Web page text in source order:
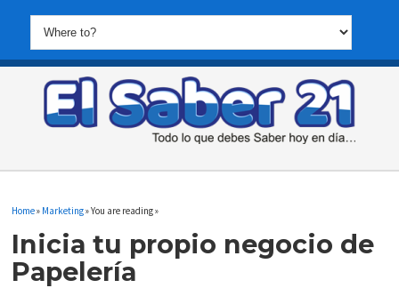
Home» Marketing» You are reading »
Inicia tu propio negocio de
Papelería